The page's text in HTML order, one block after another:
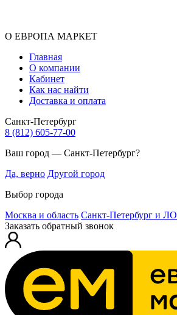
О ЕВРОПА МАРКЕТ
Главная
О компании
Кабинет
Как нас найти
Доставка и оплата
Санкт-Петербург
8 (812) 605-77-00
Ваш город — Санкт-Петербург?
Да, верно Другой город
Выбор города
Москва и область Санкт-Петербург и ЛО
Заказать обратный звонок